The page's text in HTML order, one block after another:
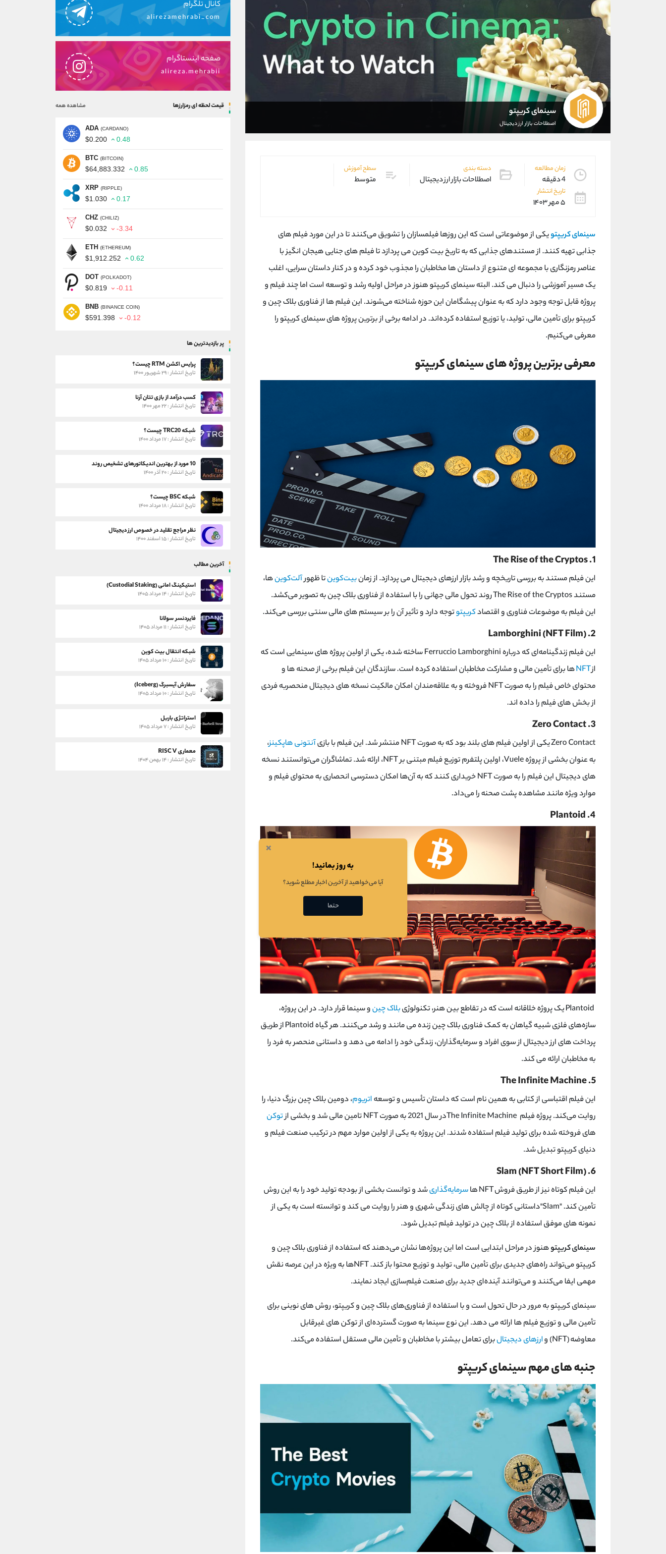
سینمای کریپتو
اصطلاحات بازار ارز دیجیتال
زمان مطالعه
4 دقیقه
دسته بندی
اصطلاحات بازار ارز دیجیتال
سطح آموزش
متوسط
تاریخ انتشار
۵ مهر ۱۴۰۳
سینمای کریپتویکی از موضوعاتی است که این روزها فیلمسازان را تشویق می‌کنند تا در این مورد فیلم های
جذابی تهیه کنند. از مستندهای جذابی که به تاریخ بیت کوین می پردازد تا فیلم های جنایی هیجان انگیز با
عناصر رمزنگاری با مجموعه ای متنوع از داستان ها مخاطبان را مجذوب خود کرده و در کنار داستان سرایی، اغلب
یک مسیر آموزشی را دنبال می کند. البته سینمای کریپتو هنوز در مراحل اولیه رشد و توسعه است اما چند فیلم و
پروژه قابل توجه وجود دارد که به عنوان پیشگامان این حوزه شناخته می‌شوند. این فیلم ‌ها از فناوری بلاک چین و
کریپتو برای تأمین مالی، تولید، یا توزیع استفاده کرده‌اند. در ادامه برخی از برترین پروژه‌ های سینمای کریپتو را
معرفی می‌کنیم.
معرفی برترین پروژه‌ های سینمای کریپتو
1.
The Rise of the Cryptos
این فیلم مستند به بررسی تاریخچه و رشد بازار ارزهای دیجیتال می‌ پردازد. از زمانبیت‌کوینتا ظهورآلت‌کوین‌ها،
مستندThe Rise of the Cryptosروند تحول مالی جهانی را با استفاده از فناوری بلاک چین به تصویر می‌کشد.
این فیلم به موضوعات فناوری و اقتصادکریپتوتوجه دارد و تأثیر آن را بر سیستم‌ های مالی سنتی بررسی می‌کند.
2.
Lamborghini (NFT Film)
این فیلم زندگینامه‌ای که دربارهFerruccio Lamborghiniساخته شده، یکی از اولین پروژه ‌های سینمایی است که
ازNFTها برای تأمین مالی و مشارکت مخاطبان استفاده کرده است. سازندگان این فیلم برخی از صحنه ‌ها و
محتوای خاص فیلم را به صورتNFTفروخته و به علاقه‌مندان امکان مالکیت نسخه ‌های دیجیتال منحصربه ‌فردی
از بخش ‌های فیلم را داده ‌اند.
3.
Zero Contact
Zero Contactیکی از اولین فیلم ‌های بلند بود که به صورتNFTمنتشر شد. این فیلم با بازیآنتونی هاپکینز،
به عنوان بخشی از پروژهVuele، اولین پلتفرم توزیع فیلم مبتنی برNFT، ارائه شد. تماشاگران می‌توانستند نسخه
‌های دیجیتال این فیلم را به صورتNFTخریداری کنند که به آن‌ها امکان دسترسی انحصاری به محتوای فیلم و
موارد ویژه مانند مشاهده پشت صحنه را می‌داد.
4.
Plantoid
Plantoidیک پروژه خلاقانه است که در تقاطع بین هنر، تکنولوژیبلاک چینو سینما قرار دارد. در این پروژه،
سازه‌های فلزی شبیه گیاهان به کمک فناوری بلاک چین زنده می ‌مانند و رشد می‌کنند. هر گیاهPlantoidاز طریق
پرداخت‌ های ارز دیجیتال از سوی افراد و سرمایه‌گذاران، زندگی خود را ادامه می ‌دهد و داستانی منحصر به فرد را
به مخاطبان ارائه می ‌کند.
5.
The Infinite Machine
این فیلم اقتباسی از کتابی به همین نام است که داستان تأسیس و توسعه اتریوم، دومین بلاک چین بزرگ دنیا، را
روایت می‌کند. پروژه فیلم The Infinite Machineدر سال 2021 به صورت NFTتامین مالی شد و بخشی ازتوکن
‌های فروخته شده برای تولید فیلم استفاده شدند. این پروژه به یکی از اولین موارد مهم در ترکیب صنعت فیلم و
دنیای کریپتو تبدیل شد.
6.
Slam (NFT Short Film)
این فیلم کوتاه نیز از طریق فروشNFTهاسرمایه‌گذاریشد و توانست بخشی از بودجه تولید خود را به این روش
تأمین کند. ""Slamداستانی کوتاه از چالش ‌های زندگی شهری و هنر را روایت می ‌کند و توانسته است به یکی از
نمونه ‌های موفق استفاده از بلاک چین در تولید فیلم تبدیل شود.
سینمای کریپتوهنوز در مراحل ابتدایی است اما این پروژه‌ها نشان می‌دهند که استفاده از فناوری بلاک چین و
کریپتو می‌تواند راه‌های جدیدی برای تأمین مالی، تولید و توزیع محتوا باز کند.NFTها به ویژه در این عرصه نقش
مهمی ایفا می‌کنند و می‌توانند آینده‌ای جدید برای صنعت فیلم‌سازی ایجاد نمایند.
سینمای کریپتو به مرور در حال تحول است و با استفاده از فناوری‌های بلاک چین و کریپتو، روش ‌های نوینی برای
تأمین مالی و توزیع فیلم‌ ها ارائه می ‌دهد. این نوع سینما به صورت گسترده‌ای از توکن ‌های غیرقابل
معاوضهNFT)) وارزهای دیجیتالبرای تعامل بیشتر با مخاطبان و تأمین مالی مستقل استفاده می‌کند.
جنبه‌ های مهم سینمای کریپتو
کانال تلگرام
alirezamehrabi_com
صفحه اینستاگرام
alireza.mehrabii
قیمت لحظه ای رمزارزها مشاهده همه
ADA (CARDANO)
$0.200 0.48
BTC (BITCOIN)
$64,883.332 0.85
XRP (RIPPLE)
$1.030 0.17
CHZ (CHILIZ)
$0.032 -3.34
ETH (ETHEREUM)
$1,912.252 0.62
DOT (POLKADOT)
$0.819 -0.11
BNB (BINANCE COIN)
$591.398 -0.12
پر بازدیدترین ها
پرایس اکشن RTM چیست؟
تاریخ انتشار : ۲۹ شهریور ۱۴۰۰
کسب درآمد از بازی تتان آرنا
تاریخ انتشار : ۲۲ مهر ۱۴۰۰
شبکه TRC20 چیست؟
تاریخ انتشار : ۱۷ مرداد ۱۴۰۰
10 مورد از بهترین اندیکاتورهای تشخیص روند
تاریخ انتشار : ۲۰ آذر ۱۴۰۰
شبکه BSC چیست؟
تاریخ انتشار : ۱۸ مرداد ۱۴۰۰
نظر مراجع تقلید در خصوص ارز دیجیتال
تاریخ انتشار : ۱۵ اسفند ۱۴۰۰
آخرین مطالب
استیکینگ امانی (Custodial Staking)
تاریخ انتشار : ۱۴ مرداد ۱۴۰۵
فایردنسر سولانا
تاریخ انتشار : ۱۱ مرداد ۱۴۰۵
شبکه انتقال بیت کوین
تاریخ انتشار : ۱۰ مرداد ۱۴۰۵
سفارش آیسبرگ (Iceberg)
تاریخ انتشار : ۱۰ مرداد ۱۴۰۵
استراتژی باربل
تاریخ انتشار : ۷ مرداد ۱۴۰۵
معماری RISC V
تاریخ انتشار : ۱۴ بهمن ۱۴۰۴
×
به روز بمانید!
آیا می‌خواهید از آخرین اخبار مطلع شوید؟
حتما